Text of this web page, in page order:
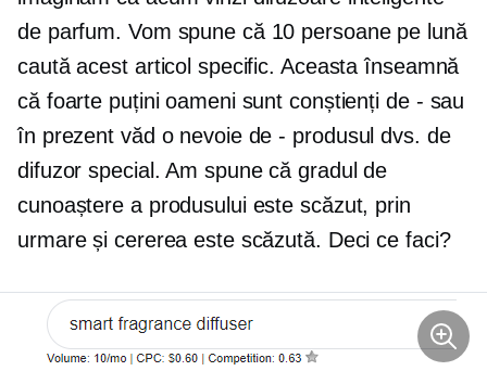
de parfum. Vom spune că 10 persoane pe lună
caută acest articol specific. Aceasta înseamnă
că foarte puțini oameni sunt conștienți de - sau
în prezent văd o nevoie de- produsul dvs. de
difuzor special. Am spune că gradul de
cunoaștere a produsului este scăzut, prin
urmare și cererea este scăzută. Deci ce faci?